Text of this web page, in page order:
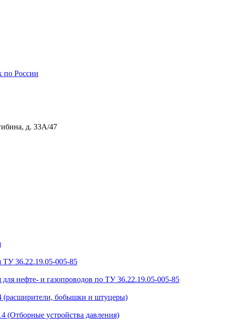
по России
д. 33А/47
ТУ 36.22.19.05-005-85
нефте- и газопроводов по ТУ 36.22.19.05-005-85
(расширители, бобышки и штуцеры)
(Отборные устройства давления)